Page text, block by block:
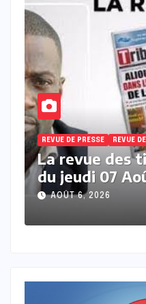
REVUE DE PRESSE
La revue
mercredi
AOÛT 5, 2026